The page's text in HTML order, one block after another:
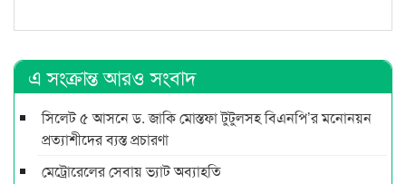
এ সংক্রান্ত আরও সংবাদ
সিলেট ৫ আসনে ড. জাকি মোস্তফা টুটুলসহ বিএনপি’র মনোনয়ন
প্রত্যাশীদের ব্যস্ত প্রচারণা
মেট্রোরেলের সেবায় ভ্যাট অব্যাহতি